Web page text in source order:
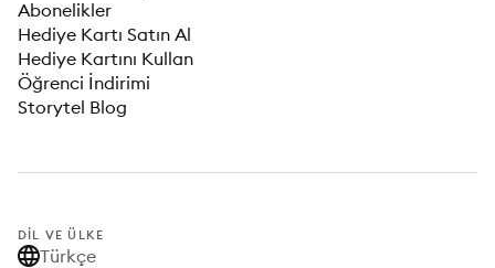
Abonelikler
Hediye Kartı Satın Al
Hediye Kartını Kullan
Öğrenci İndirimi
Storytel Blog
DIL VE ÜLKE
Türkçe